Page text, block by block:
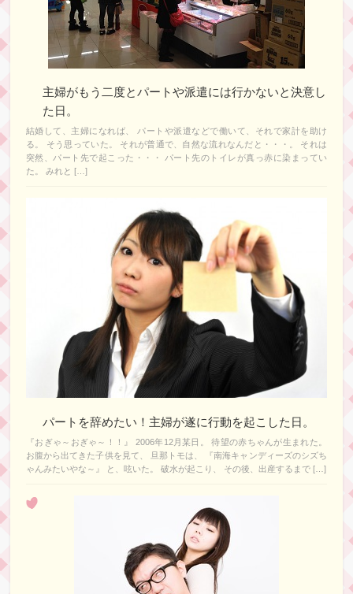
主婦がもう二度とパートや派遣には行かないと決意し
た日。
結婚して、主婦になれば、 パートや派遣などで働いて、それで家計を助け
る。 そう思っていた。 それが普通で、自然な流れなんだと・・・。 それは
突然、パート先で起こった・・・ パート先のトイレが真っ赤に染まってい
た。 みれと […]
パートを辞めたい！主婦が遂に行動を起こした日。
『おぎゃ～おぎゃ～！！』 2006年12月某日。 待望の赤ちゃんが生まれた。
お腹から出てきた子供を見て、 旦那トモは、 『南海キャンディーズのシズち
ゃんみたいやな～』 と、呟いた。 破水が起こり、 その後、出産するまで […]